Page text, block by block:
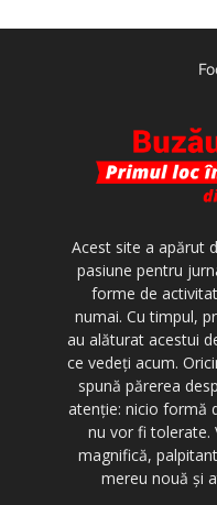
Acest site a apărut
pasiune pentru
forme de
numai. Cu timpul,
au alăturat acestui
ce vedeţi acum.
spună părerea
atenţie: nicio formă
nu vor fi tolerate.
magnifică,
mereu nouă şi